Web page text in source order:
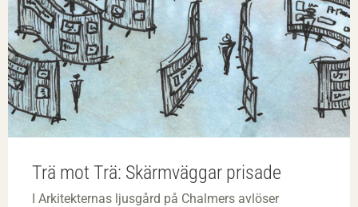
Trä mot Trä: Skärmväggar prisade
I Arkitekternas ljusgård på Chalmers avlöser